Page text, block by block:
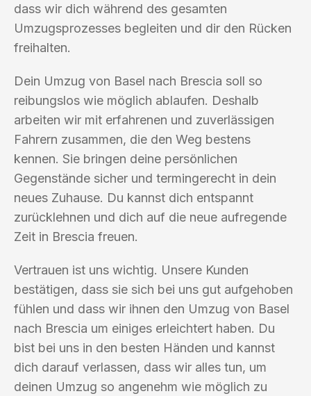
dass wir dich während des gesamten
Umzugsprozesses begleiten und dir den Rücken
freihalten.
Dein Umzug von Basel nach Brescia soll so
reibungslos wie möglich ablaufen. Deshalb
arbeiten wir mit erfahrenen und zuverlässigen
Fahrern zusammen, die den Weg bestens
kennen. Sie bringen deine persönlichen
Gegenstände sicher und termingerecht in dein
neues Zuhause. Du kannst dich entspannt
zurücklehnen und dich auf die neue aufregende
Zeit in Brescia freuen.
Vertrauen ist uns wichtig. Unsere Kunden
bestätigen, dass sie sich bei uns gut aufgehoben
fühlen und dass wir ihnen den Umzug von Basel
nach Brescia um einiges erleichtert haben. Du
bist bei uns in den besten Händen und kannst
dich darauf verlassen, dass wir alles tun, um
deinen Umzug so angenehm wie möglich zu